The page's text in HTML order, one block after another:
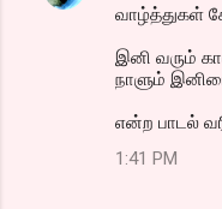
வாழ்த்துகள்
இனி வரும்
நாளும்
என்ற பாடல்
1:41 PM